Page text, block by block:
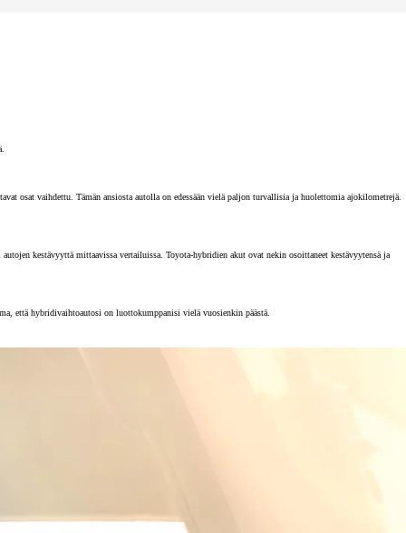
osat vaihdettu. Tämän ansiosta autolla on edessään vielä paljon turvallisia ja huolettomia ajokilometrejä.
kestävyyttä mittaavissa vertailuissa. Toyota-hybridien akut ovat nekin osoittaneet kestävyytensä ja
että hybridivaihtoautosi on luottokumppanisi vielä vuosienkin päästä.